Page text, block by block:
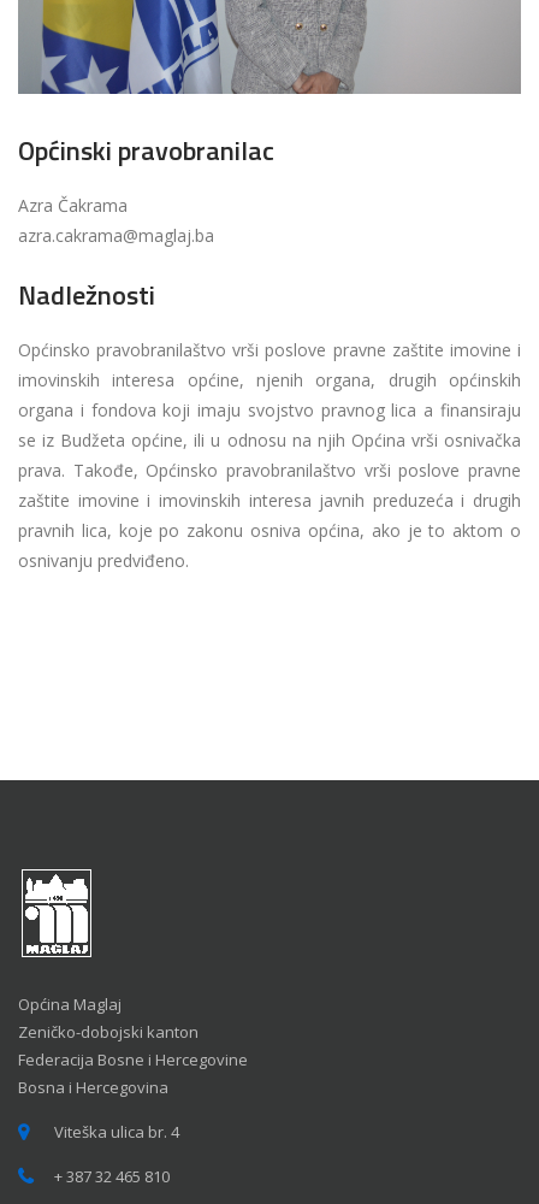
Općinski pravobranilac
Azra Čakrama
azra.cakrama@maglaj.ba
Nadležnosti
Općinsko pravobranilaštvo vrši poslove pravne zaštite imovine i
imovinskih interesa općine, njenih organa, drugih općinskih
organa i fondova koji imaju svojstvo pravnog lica a finansiraju
se iz Budžeta općine, ili u odnosu na njih Općina vrši osnivačka
prava. Takođe, Općinsko pravobranilaštvo vrši poslove pravne
zaštite imovine i imovinskih interesa javnih preduzeća i drugih
pravnih lica, koje po zakonu osniva općina, ako je to aktom o
osnivanju predviđeno.
Općina Maglaj
Zeničko-dobojski kanton
Federacija Bosne i Hercegovine
Bosna i Hercegovina
Viteška ulica br. 4
+ 387 32 465 810